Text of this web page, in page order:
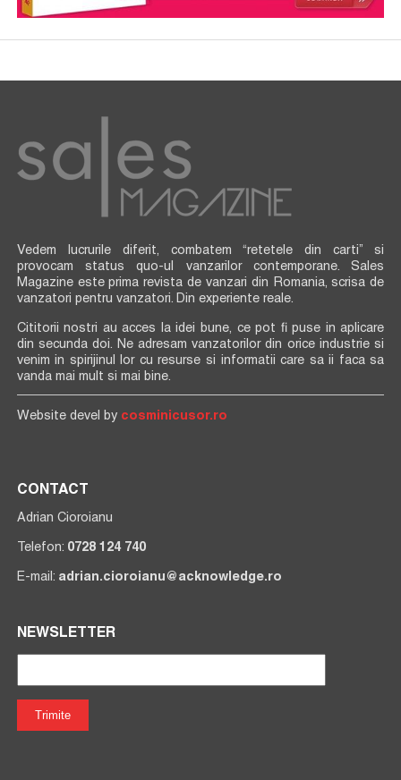
Vedem lucrurile diferit, combatem “retetele din carti” si
provocam status quo-ul vanzarilor contemporane. Sales
Magazine este prima revista de vanzari din Romania, scrisa de
vanzatori pentru vanzatori. Din experiente reale.
Cititorii nostri au acces la idei bune, ce pot fi puse in aplicare
din secunda doi. Ne adresam vanzatorilor din orice industrie si
venim in spirijinul lor cu resurse si informatii care sa ii faca sa
vanda mai mult si mai bine.
Website devel by cosminicusor.ro
CONTACT
Adrian Cioroianu
Telefon: 0728 124 740
E-mail: adrian.cioroianu@acknowledge.ro
NEWSLETTER